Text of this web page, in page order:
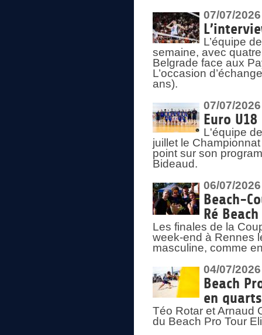
07/07/2026
L’équipe
semaine, avec
Belgrade face aux
L’occasion
ans).
07/07/2026
Euro
L'équipe
juillet le
point sur son
Bideaud.
06/07/2026
Beach-
Ré
Les finales de la
week-end à Rennes
masculine, comme
04/07/2026
Beach
en quarts
Téo Rotar et Arnaud
du Beach Pro Tour